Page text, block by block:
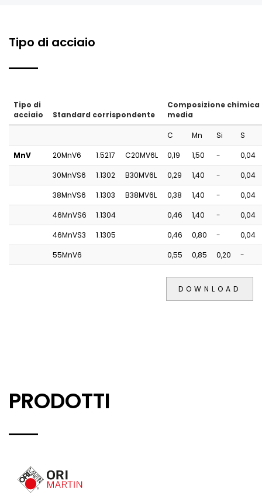
Tipo di acciaio
Tipo di
acciaio
Standard corrispondente
Composizione chimica
media
C Mn Si
S
MnV
20MnV6 1.5217 C20MV6L 0,19 1,50 -
0,04
30MnVS6
1.1302 B30MV6L 0,29 1,40 -
0,04
38MnVS6
1.1303 B38MV6L 0,38 1,40 -
0,04
46MnVS6
1.1304 0,46 1,40 -
0,04
46MnVS3
1.1305 0,46 0,80 -
0,04
55MnV6
0,55 0,85 0,20 -
DOWNLOAD
PRODOTTI